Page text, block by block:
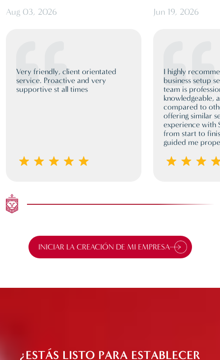
Aug 03, 2026
Very friendly, client orientated
service. Proactive and very
supportive st all times
Jun 19, 2026
I highly
business setup
team is
knowledgeable,
compared to
offering similar
experience with
from start to
guided me
INICIAR LA CREACIÓN DE MI EMPRESA
¿ESTÁS LISTO PARA ESTABLECER